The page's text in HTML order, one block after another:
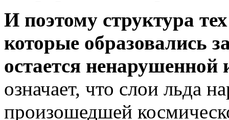
И поэтому структура
которые образовались
остается ненарушенной
означает, что слои льда
произошедшей